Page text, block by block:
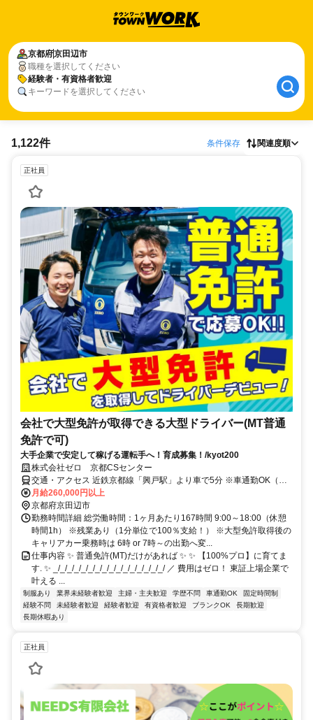
京都府京田辺市
職種を選択してください
経験者・有資格者歓迎
キーワードを選択してください
1,122件 条件保存 関連度順
正社員
会社で大型免許が取得できる大型ドライバー(MT普通
免許で可)
大手企業で安定して稼げる運転手へ！育成募集！/kyot200
株式会社ゼロ 京都CSセンター
交通・アクセス 近鉄京都線「興戸駅」より車で5分 ※車通勤OK（駐
車場完備）
月給260,000円以上
京都府京田辺市
勤務時間詳細 総労働時間：1ヶ月あたり167時間 9:00～18:00（休憩
時間1h） ※残業あり（1分単位で100％支給！） ※大型免許取得後の
キャリアカー乗務時は 6時 or 7時～の出勤へ変...
仕事内容 ✨ 普通免許(MT)だけがあれば ✨ ✨ 【100%プロ】に育てま
す. ✨ _/_/_/_/_/_/_/_/_/_/_/_/_/_/_/_/ ／ 費用はゼロ！ 東証上場企業で
叶える ...
制服あり 業界未経験者歓迎 主婦・主夫歓迎 学歴不問 車通勤OK
固定時間制
経験不問
未経験者歓迎 経験者歓迎 有資格者歓迎 ブランクOK
長期歓迎
長期休暇あり
正社員